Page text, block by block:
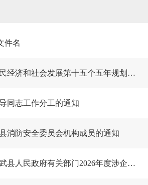
件名
彰武县人民政府关于印发《彰武县国民经济和社会发展第十五个五年规划纲要》的通知
同志工作分工的通知
消防安全委员会机构成员的通知
彰武县人民政府办公室关于印发《彰武县人民政府有关部门2026年度涉企行政检查计划表》的通知